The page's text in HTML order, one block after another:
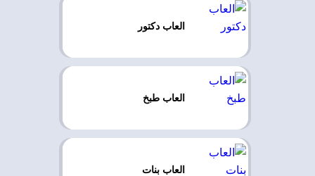
العاب دكتور
العاب طبخ
العاب بنات